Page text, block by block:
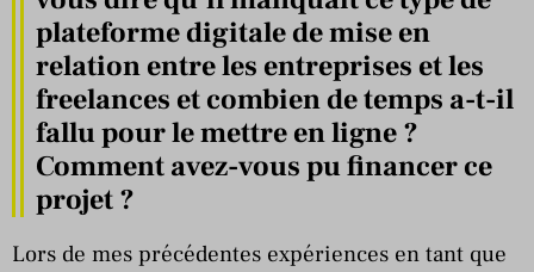
plateforme digitale de mise en
relation entre les entreprises et les
freelances et combien de temps a-t-il
fallu pour le mettre en ligne ?
Comment avez-vous pu financer ce
projet ?
Lors de mes précédentes expériences en tant que